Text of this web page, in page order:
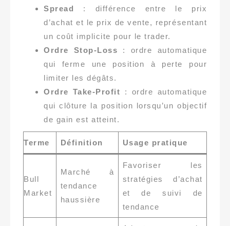
Spread
: différence entre le prix
d’achat et le prix de vente, représentant
un coût implicite pour le trader.
Ordre Stop-Loss : ordre automatique
qui ferme une position à perte pour
limiter les dégâts.
Ordre Take-Profit : ordre automatique
qui clôture la position lorsqu’un objectif
de gain est atteint.
Terme Définition Usage pratique
Bull
Market
Marché à
tendance
haussière
Favoriser les
stratégies d’achat
et de suivi de
tendance